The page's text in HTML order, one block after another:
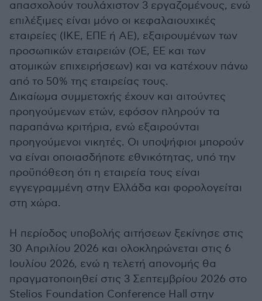
απασχολούν τουλάχιστον 3 εργαζομένους, ενώ
επιλέξιμες είναι μόνο οι κεφαλαιουχικές
εταιρείες (ΙΚΕ, ΕΠΕ ή ΑΕ), εξαιρουμένων των
προσωπικών εταιρειών (ΟΕ, ΕΕ και των
ατομικών επιχειρήσεων) και να κατέχουν πάνω
από το 50% της εταιρείας τους.
Δικαίωμα συμμετοχής έχουν και αιτούντες
προηγούμενων ετών, εφόσον πληρούν τα
παραπάνω κριτήρια, ενώ εξαιρούνται
προηγούμενοι νικητές. Οι υποψήφιοι μπορούν
να είναι οποιασδήποτε εθνικότητας, υπό την
προϋπόθεση ότι η εταιρεία τους είναι
εγγεγραμμένη στην Ελλάδα και φορολογείται
στη χώρα.
Η περίοδος υποβολής αιτήσεων ξεκίνησε στις
30 Απριλίου 2026 και ολοκληρώνεται στις 6
Ιουλίου 2026, ενώ η τελετή απονομής θα
πραγματοποιηθεί στις 3 Σεπτεμβρίου 2026 στο
Stelios Foundation Conference Hall στην